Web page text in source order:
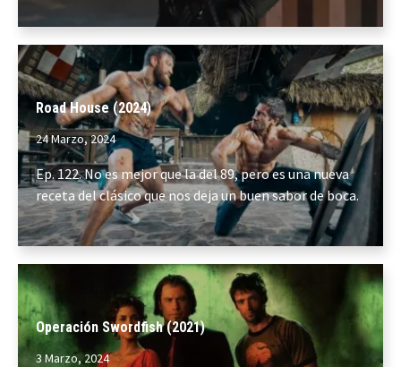
Road House (2024)
24 Marzo, 2024
Ep. 122. No es mejor que la del 89, pero es una nueva
receta del clásico que nos deja un buen sabor de boca.
Operación Swordfish (2021)
3 Marzo, 2024